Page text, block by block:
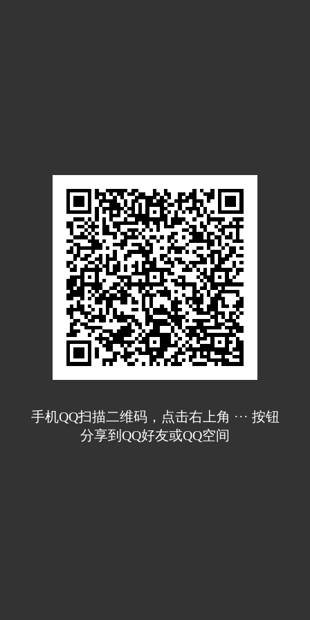
手机QQ扫描二维码，点击右上角 ··· 按钮
分享到QQ好友或QQ空间